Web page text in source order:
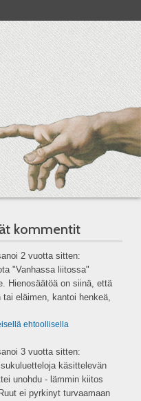
kommentit
2 vuotta sitten:
"Vanhassa liitossa"
Hienosäätöä on siinä, että
eläimen, kantoi henkeä,
ehtoollisella
3 vuotta sitten:
käsittelevän
unohdu - lämmin kiitos
ei pyrkinyt turvaamaan